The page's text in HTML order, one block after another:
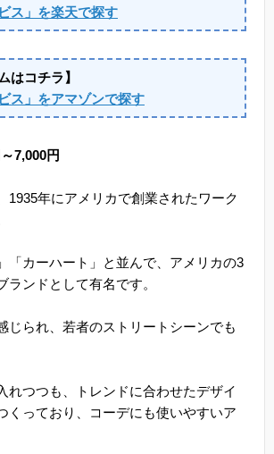
ス」を楽天で探す
はコチラ】
ス」をアマゾンで探す
7,000円
1935年にアメリカで創業されたワーク
「カーハート」と並んで、アメリカの3
ランドとして有名です。
じられ、若者のストリートシーンでも
れつつも、トレンドに合わせたデザイ
くっており、コーデにも使いやすいア